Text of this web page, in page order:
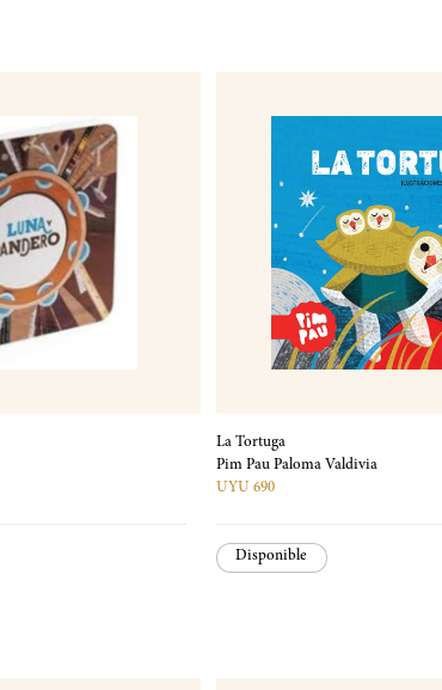
La Tortuga
Pim Pau Paloma Valdivia
UYU 690
Disponible